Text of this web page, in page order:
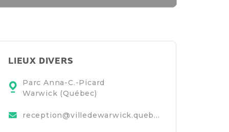
LIEUX DIVERS
Parc Anna-C.-Picard
Warwick (Québec)
reception@villedewarwick.quebec